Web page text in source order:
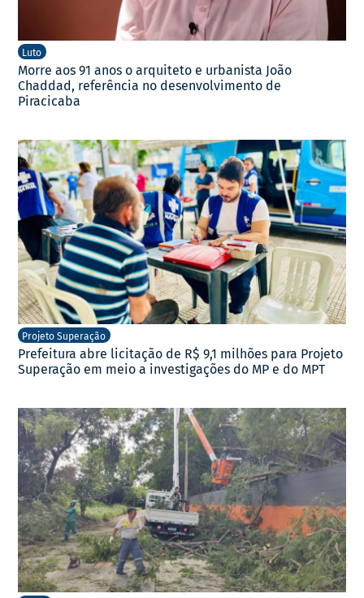
Luto
Morre aos 91 anos o arquiteto e urbanista João
Chaddad, referência no desenvolvimento de
Piracicaba
Projeto Superação
Prefeitura abre licitação de R$ 9,1 milhões para Projeto
Superação em meio a investigações do MP e do MPT